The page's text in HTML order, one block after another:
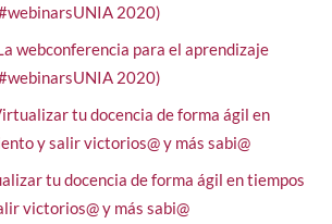
2020)
webconferencia para el aprendizaje
2020)
tu docencia de forma ágil en
y salir victorios@ y más sabi@
tu docencia de forma ágil en tiempos
victorios@ y más sabi@